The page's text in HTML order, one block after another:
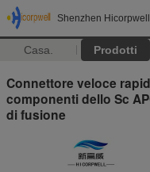
Shenzhen
Casa. Prodotti
Connettore veloce
componenti dello Sc
di fusione